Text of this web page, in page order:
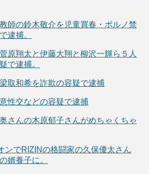
師の鈴木敬介を児童買春・ポルノ禁
逮捕。
原翔太と伊藤大翔と柳沢一輝ら５人
で逮捕。
取和希を詐欺の容疑で逮捕
性交などの容疑で逮捕
さんの木原郁子さんがめちゃくちゃ
ンでRIZINの格闘家の久保優太さん
婿養子に。